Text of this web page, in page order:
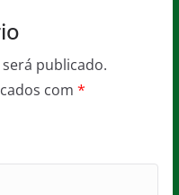
publicado.
com *